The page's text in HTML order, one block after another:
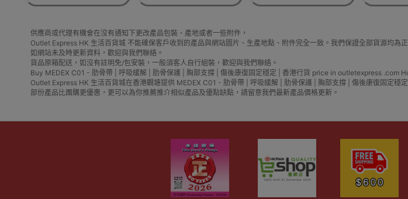
供應商或代理有機會在沒有通知下更改產品包裝、產地或者一些附件，
Outlet Express HK 生活百貨城 不能確保客戶收到的產品與網站圖片、生產地點、附件完全一致。我們保證全部貨源均為正
如網站未及時更新資料，歡迎與我們聯絡。
貨品原箱配送，如沒有註明免/包安裝，一般須客人自行組裝，歡迎與我們聯絡。
Buy MEDEX C01 - 肋骨帶 | 呼吸緩解 | 肋骨保護 | 胸部支撐 | 傷後康復固定穩定 | 香港行貨 price in outletexpress .com
Outlet Express HK 生活百貨城在香港觀塘提供 MEDEX C01 - 肋骨帶 | 呼吸緩解 | 肋骨保護 | 胸部支撐 | 傷後康復固定
部份產品比團購更優惠，更可以為你推薦推介相似產品及優點缺點，請留意我們最新產品價格更新。